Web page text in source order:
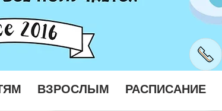
ВЗРОСЛЫМ РАСПИСАНИЕ